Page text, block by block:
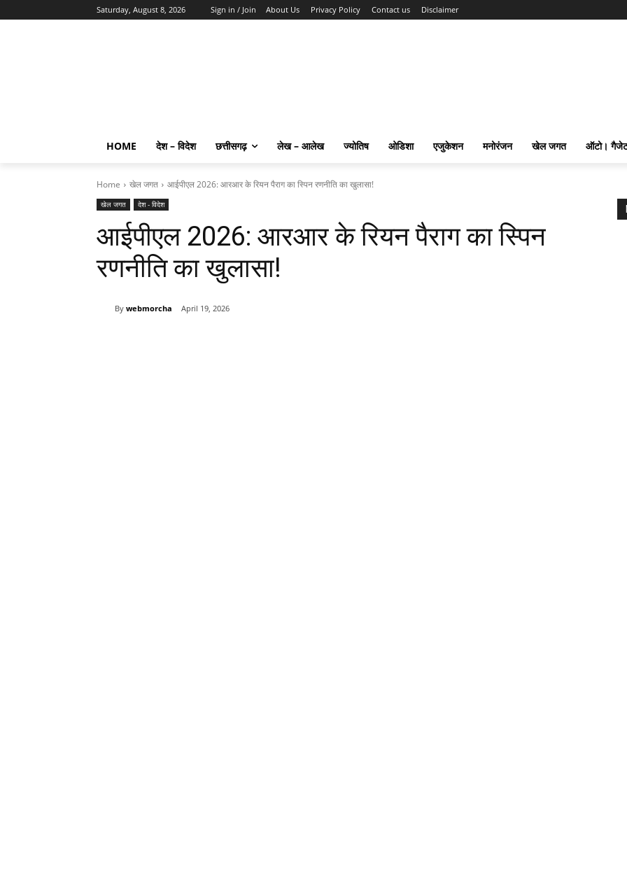
Saturday, August 8, 2026 Sign in / Join About Us Privacy Policy Contact us Disclaimer
HOME देश – विदेश छत्तीसगढ़ लेख – आलेख ज्योतिष ओडिशा एजुकेशन मनोरंजन खेल जगत ऑटो।
Home खेल जगत आईपीएल 2026: आरआर के रियन पैराग का स्पिन रणनीति का खुलासा!
खेल जगत देश - विदेश
आईपीएल 2026: आरआर के रियन पैराग का स्पिन
रणनीति का खुलासा!
By webmorcha April 19, 2026